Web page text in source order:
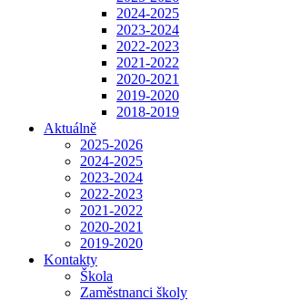
2024-2025
2023-2024
2022-2023
2021-2022
2020-2021
2019-2020
2018-2019
Aktuálně
2025-2026
2024-2025
2023-2024
2022-2023
2021-2022
2020-2021
2019-2020
Kontakty
Škola
Zaměstnanci školy